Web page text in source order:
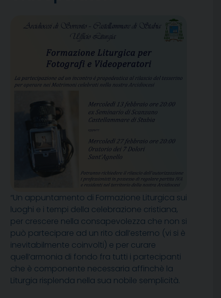
“Un appuntamento di Formazione Liturgica sui
luoghi e i tempi della celebrazione cristiana,
per crescere nella consapevolezza che non si
può partecipare ad un rito dall’esterno (vi si è
inevitabilmente coinvolti) e per curare
quell’armonia di fondo fra tutti i partecipanti
che è componente necessaria affinchè la
Liturgia risplenda nella sua nobile semplicità.